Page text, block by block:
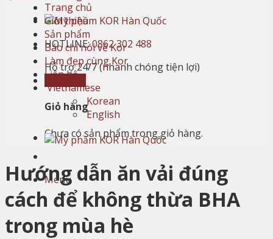
HOTLINE:0862 302 488
Hỗ trợ 24/7 (nhanh chóng tiện lợi)
Giỏ hàng
Chưa có sản phẩm trong giỏ hàng.
Menu
Trang chủ
Giới thiệu
Sản phẩm
Báo chí nói về Kor
Làm đẹp cùng Kor
Liên hệ
Vietnamese
Korean
English
Hướng dẫn ăn vải đúng
cách để không thừa BHA
trong mùa hè